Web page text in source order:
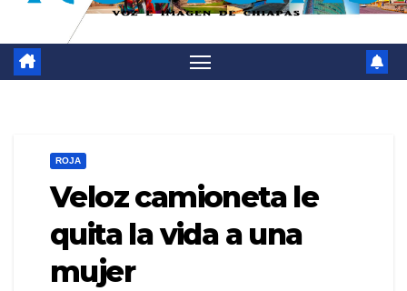
ROJA
Veloz camioneta le
quita la vida a una
mujer